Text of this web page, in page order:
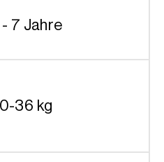
7 Jahre
0-36 kg